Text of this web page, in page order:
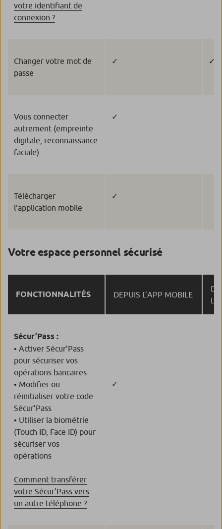
votre identifiant de
connexion ?
Changer votre mot de
passe
✓ ✓
Vous connecter
autrement (empreinte
digitale, reconnaissance
faciale)
✓
Télécharger
l’application mobile
✓
Votre espace personnel sécurisé
FONCTIONNALITÉS DEPUIS L’APP MOBILE
Sécur’Pass :
• Activer Sécur’Pass
pour sécuriser vos
opérations bancaires
• Modifier ou
réinitialiser votre code
Sécur’Pass
• Utiliser la biométrie
(Touch ID, Face ID) pour
sécuriser vos
opérations
Comment transférer
votre Sécur’Pass vers
un autre téléphone ?
✓